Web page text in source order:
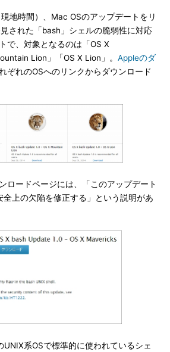
地時間）、Mac OSのアップデートをリ
された「bash」シェルの脆弱性に対応
で、対象となるのは「OS X
Lion」「OS X Lion」。 Appleのダ
ぞれのOSへのリンクからダウンロード
ロードページには、「このアップデート
全上の欠陥を修正する」という説明があ
系OSで標準的に使われているシェ